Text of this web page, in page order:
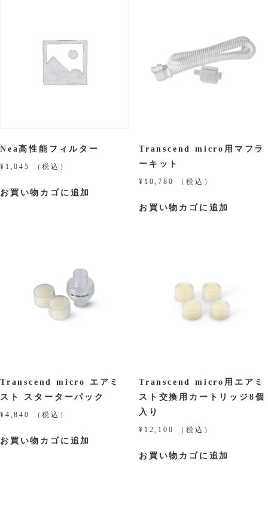
Nea高性能フィルター
¥ 1,045 （税込）
お買い物カゴに追加
Transcend micro用マフラ
ーキット
¥ 10,780 （税込）
お買い物カゴに追加
Transcend micro エアミ
スト スターターパック
¥ 4,840 （税込）
お買い物カゴに追加
Transcend micro用エアミ
スト交換用カートリッジ8個
入り
¥ 12,100 （税込）
お買い物カゴに追加